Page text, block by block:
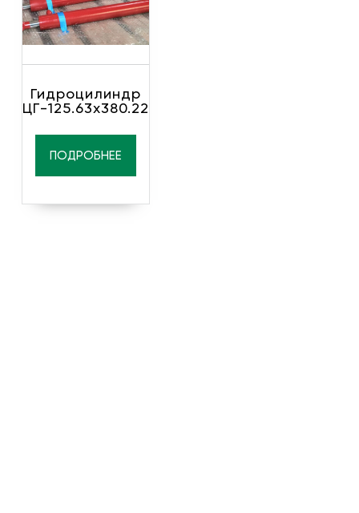
Гидроцилиндр
ЦГ-125.63х380.22
ПОДРОБНЕЕ